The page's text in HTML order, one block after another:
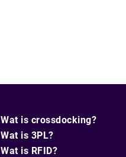
Wat is crossdocking?
Wat is 3PL?
Wat is RFID?